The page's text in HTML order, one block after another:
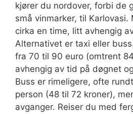
kjører du nordover, forbi de
små vinmarker, til
cirka en time, litt avhengig
Alternativet er taxi eller
fra 70 til 90 euro (omtrent
avhengig av tid på døgnet
Buss er rimeligere, ofte
person (48 til 72 kroner),
avganger. Reiser du med